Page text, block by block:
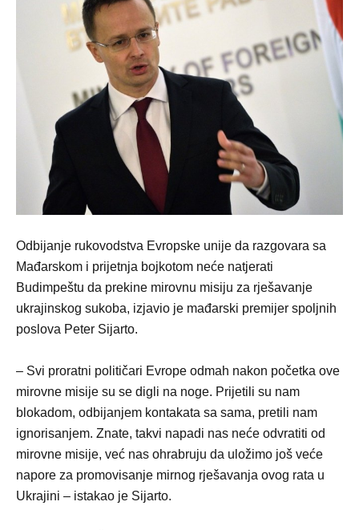
Odbijanje rukovodstva Evropske unije da razgovara sa
Mađarskom i prijetnja bojkotom neće natjerati
Budimpeštu da prekine mirovnu misiju za rješavanje
ukrajinskog sukoba, izjavio je mađarski premijer spoljnih
poslova Peter Sijarto.
– Svi proratni političari Evrope odmah nakon početka ove
mirovne misije su se digli na noge. Prijetili su nam
blokadom, odbijanjem kontakata sa sama, pretili nam
ignorisanjem. Znate, takvi napadi nas neće odvratiti od
mirovne misije, već nas ohrabruju da uložimo još veće
napore za promovisanje mirnog rješavanja ovog rata u
Ukrajini – istakao je Sijarto.